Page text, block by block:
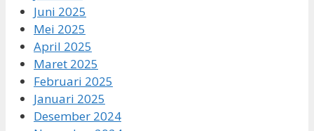
Juni 2025
Mei 2025
April 2025
Maret 2025
Februari 2025
Januari 2025
Desember 2024